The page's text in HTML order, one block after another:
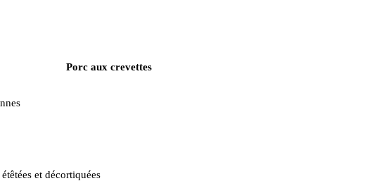
Porc aux crevettes
et décortiquées